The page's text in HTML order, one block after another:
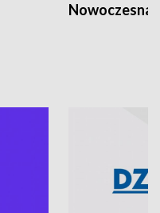
Nowoczesna